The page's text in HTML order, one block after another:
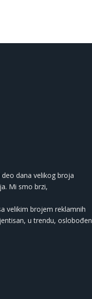
dana velikog broja
Mi smo brzi,
velikim brojem reklamnih
u trendu, oslobođen